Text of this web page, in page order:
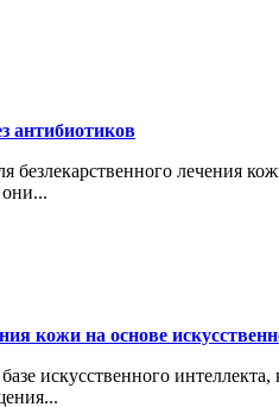
антибиотиков
безлекарственного лечения
кожи на основе
искусственного